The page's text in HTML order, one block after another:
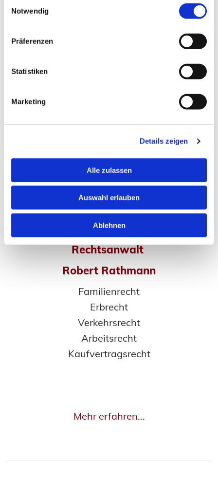
Notwendig
Präferenzen
Statistiken
Marketing
Details zeigen
Alle zulassen
Auswahl erlauben
Ablehnen
Mehr erfahren...
Rechtsanwalt
Robert Rathmann
Familienrecht
Erbrecht
Verkehrsrecht
Arbeitsrecht
Kaufvertragsrecht
Mehr erfahren...